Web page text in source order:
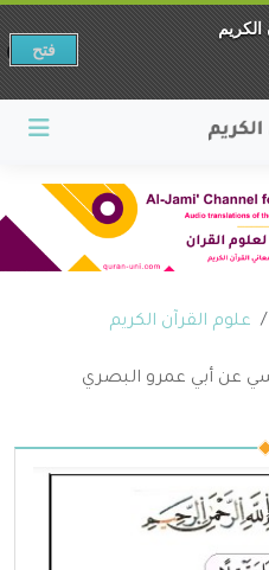
علوم القرآن الكريم
عن أبي عمرو البصري
الكريم
فتح